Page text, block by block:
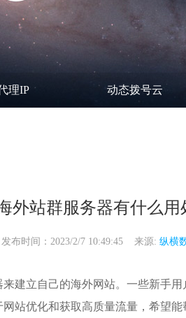
理IP 动态拨号云
外站群服务器有什么用
发布时间：2023/2/7 10:49:45 来源: 纵横
来建立自己的海外网站。一些新手用
站优化和获取高质量流量，希望